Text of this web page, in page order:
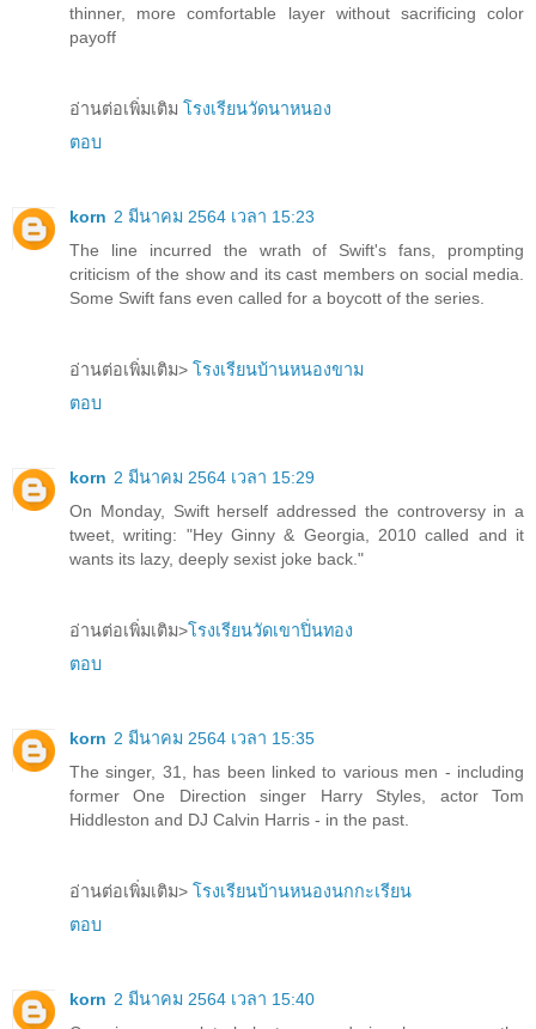
thinner, more comfortable layer without sacrificing color
payoff
อ่านต่อเพิ่มเติม โรงเรียนวัดนาหนอง
ตอบ
korn 2 มีนาคม 2564 เวลา 15:23
The line incurred the wrath of Swift's fans, prompting
criticism of the show and its cast members on social media.
Some Swift fans even called for a boycott of the series.
อ่านต่อเพิ่มเติม> โรงเรียนบ้านหนองขาม
ตอบ
korn 2 มีนาคม 2564 เวลา 15:29
On Monday, Swift herself addressed the controversy in a
tweet, writing: "Hey Ginny & Georgia, 2010 called and it
wants its lazy, deeply sexist joke back."
อ่านต่อเพิ่มเติม>โรงเรียนวัดเขาปิ่นทอง
ตอบ
korn 2 มีนาคม 2564 เวลา 15:35
The singer, 31, has been linked to various men - including
former One Direction singer Harry Styles, actor Tom
Hiddleston and DJ Calvin Harris - in the past.
อ่านต่อเพิ่มเติม> โรงเรียนบ้านหนองนกกะเรียน
ตอบ
korn 2 มีนาคม 2564 เวลา 15:40